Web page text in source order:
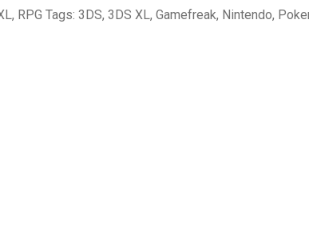
RPG Tags: 3DS, 3DS XL, Gamefreak, Nintendo,